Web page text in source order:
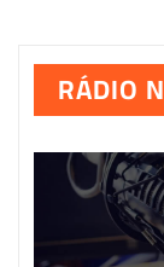
RÁDIO